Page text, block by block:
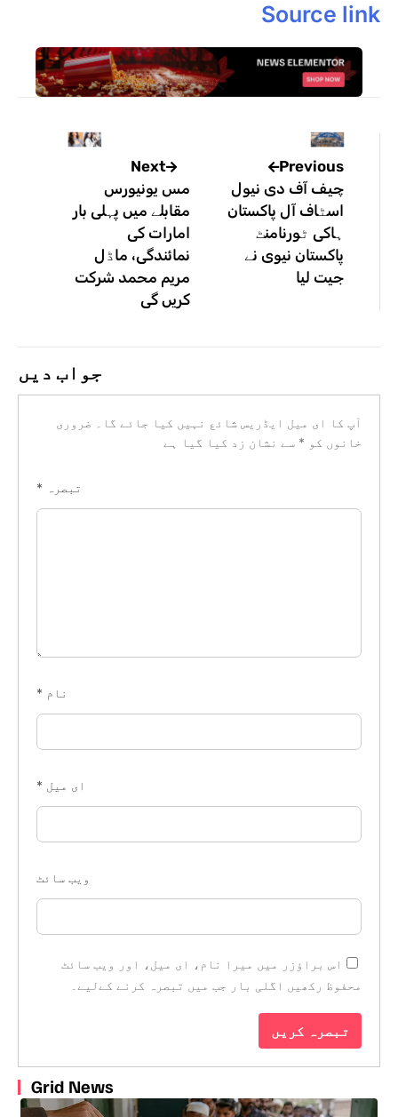
Source link
Previous
چیف آف دی نیول
اسٹاف آل پاکستان
ہاکی ٹورنامنٹ
پاکستان نیوی نے
جیت لیا
Next
مس یونیورس
مقابلے میں پہلی بار
امارات کی
نمائندگی، ماڈل
مریم محمد شرکت
کریں گی
جواب دیں
آپ کا ای میل ایڈریس شائع نہیں کیا جائے گا۔
ضروری
خانوں کو * سے نشان زد کیا گیا ہے
تبصرہ *
نام *
ای میل *
ویب‌ سائٹ
اس براؤزر میں میرا نام، ای میل، اور ویب سائٹ
محفوظ رکھیں اگلی بار جب میں تبصرہ کرنے کےلیے۔
Grid News